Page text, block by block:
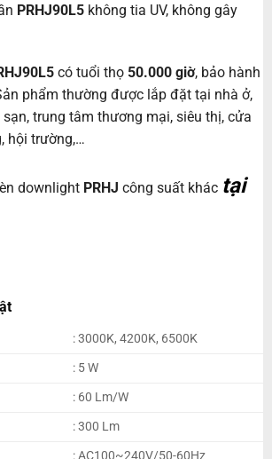
PRHJ90L5không tia UV, không gây
có tuổi thọ 50.000 giờ, bảo hành
phẩm thường được lắp đặt tại nhà ở,
trung tâm thương mại, siêu thị, cửa
hội trường,…
downlight PRHJ công suất khác tại
: 3000K, 4200K, 6500K
: 5 W
: 60 Lm/W
: 300 Lm
: AC100~240V/50-60Hz